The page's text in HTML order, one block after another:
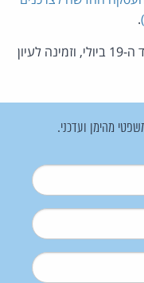
.
מהימן ועדכני.